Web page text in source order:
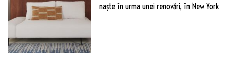
naște în urma unei renovări, în New York